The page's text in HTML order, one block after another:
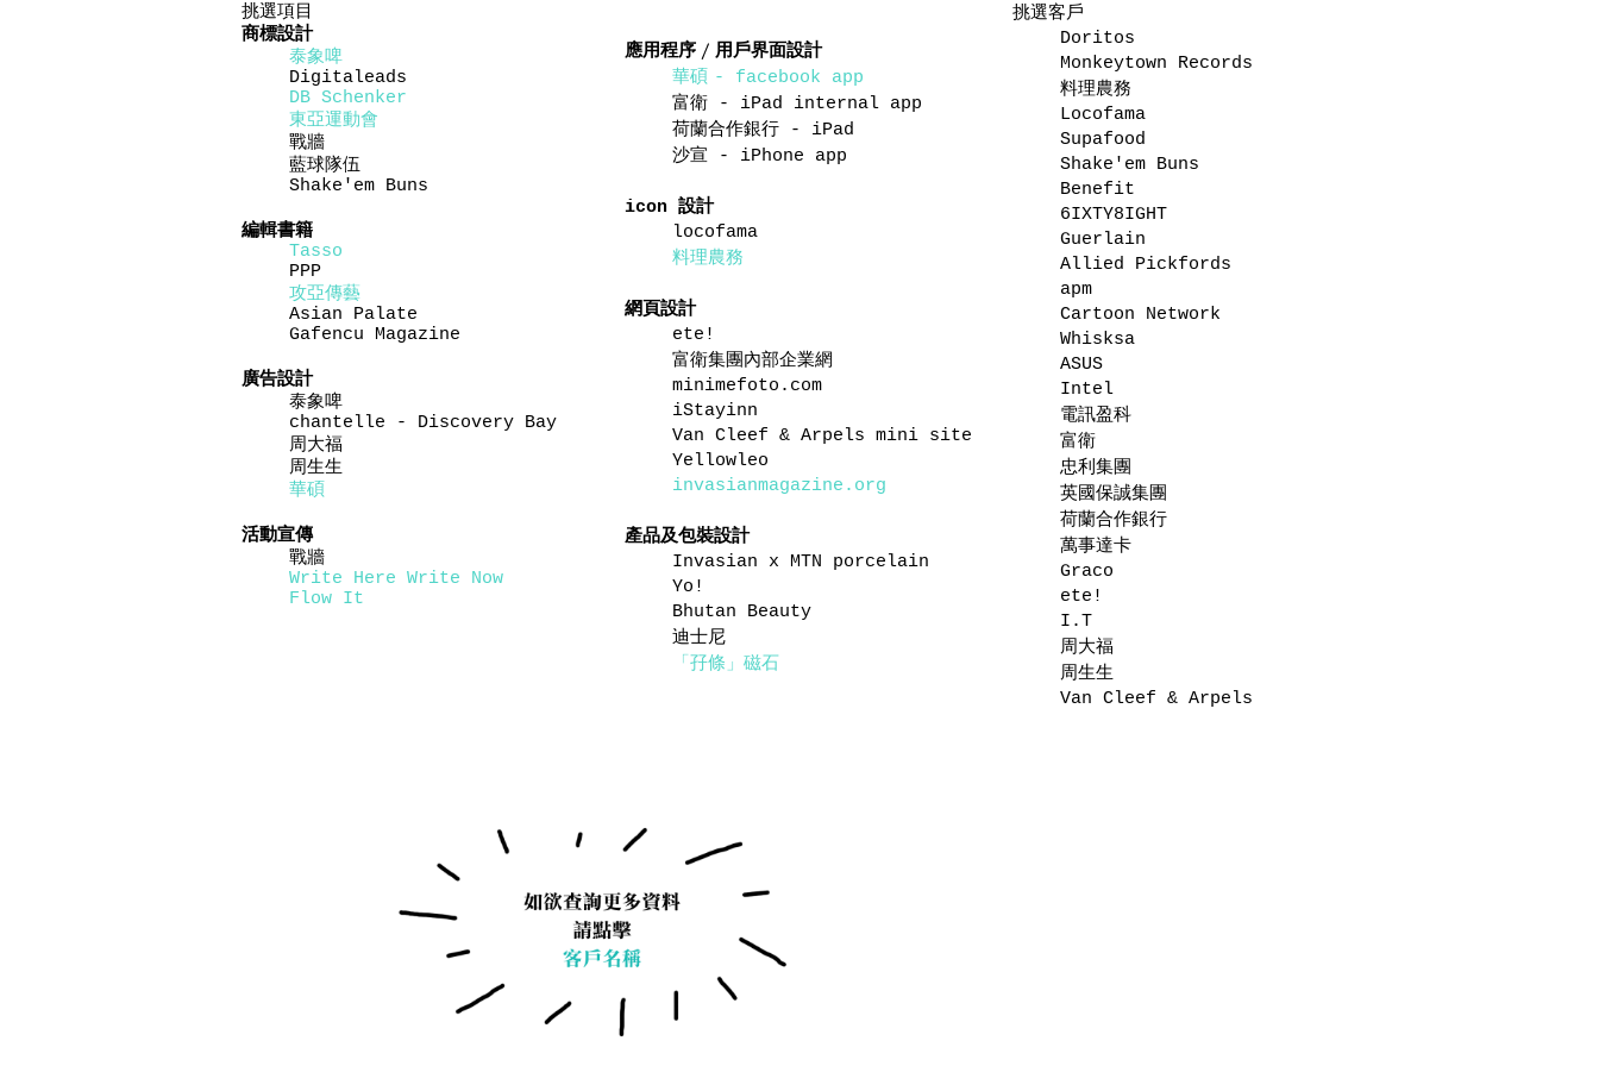
挑選項目
商標設計
泰象啤
Digitaleads
DB Schenker
東亞運動會
戰牆
藍球隊伍
Shake'em Buns
編輯書籍
Tasso
PPP
攻亞傳藝
Asian Palate
Gafencu Magazine
廣告設計
泰象啤
chantelle - Discovery Bay
周大福
周生生
華碩
活動宣傳
戰牆
Write Here Write Now
Flow It
應用程序 / 用戶界面設計
華碩 - facebook app
富衛 - iPad internal app
荷蘭合作銀行 - iPad
沙宣 - iPhone app
icon 設計
locofama
料理農務
網頁設計
ete!
富衛集團內部企業網
minimefoto.com
iStayinn
Van Cleef & Arpels mini site
Yellowleo
invasianmagazine.org
產品及包裝設計
Invasian x MTN porcelain
Yo!
Bhutan Beauty
迪士尼
「孖條」磁石
挑選客戶
Doritos
Monkeytown Records
料理農務
Locofama
Supafood
Shake'em Buns
Benefit
6IXTY8IGHT
Guerlain
Allied Pickfords
apm
Cartoon Network
Whisksa
ASUS
Intel
電訊盈科
富衛
忠利集團
英國保誠集團
荷蘭合作銀行
萬事達卡
Graco
ete!
I.T
周大福
周生生
Van Cleef & Arpels